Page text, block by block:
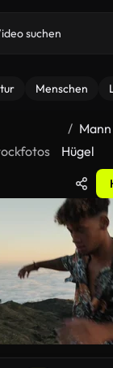
Menschen
Hügel